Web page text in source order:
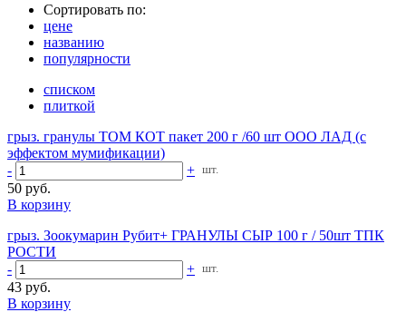
Сортировать по:
цене
названию
популярности
списком
плиткой
грыз. гранулы ТОМ КОТ пакет 200 г /60 шт ООО ЛАД (с
эффектом мумификации)
-
+ шт.
50 руб.
В корзину
грыз. Зоокумарин Рубит+ ГРАНУЛЫ СЫР 100 г / 50шт ТПК
РОСТИ
-
+ шт.
43 руб.
В корзину